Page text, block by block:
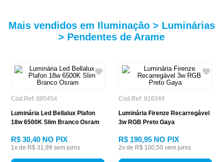
Mais vendidos em Iluminação > Luminárias
> Pendentes de Arame
Cód.Ref: 885454
Luminária Led Bellalux Plafon
18w 6500K Slim Branco Osram
R$ 30,40 NO PIX
1x de R$ 31,99 sem juros
Cód.Ref: 916349
Luminária Firenze Recarregável
3w RGB Preto Gaya
R$ 190,95 NO PIX
2x de R$ 100,50 sem juros